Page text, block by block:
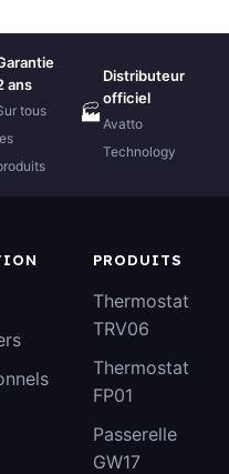
ans
tous
🏭
Distributeur
officiel
Avatto
Technology
PRODUITS
Thermostat
TRV06
Thermostat
FP01
Passerelle
GW17